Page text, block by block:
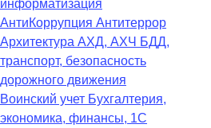
информатизация
АнтиКоррупция Антитеррор
Архитектура АХД, АХЧ БДД,
транспорт, безопасность
дорожного движения
Воинский учет Бухгалтерия,
экономика, финансы, 1С